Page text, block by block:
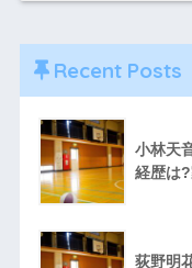
Recent Posts
小林天
経歴は
荻野明